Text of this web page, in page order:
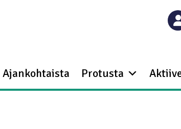
Ajankohtaista Protusta